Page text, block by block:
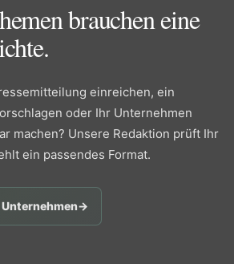
brauchen eine
einreichen, ein
oder Ihr Unternehmen
machen? Unsere Redaktion prüft Ihr
ein passendes Format.
→